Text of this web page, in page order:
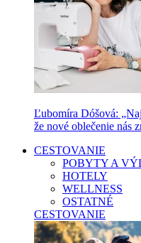
Ľubomíra Dóšová:
že nové oblečenie nás
CESTOVANIE
POBYTY A
HOTELY
WELLNESS
OSTATNÉ
CESTOVANIE